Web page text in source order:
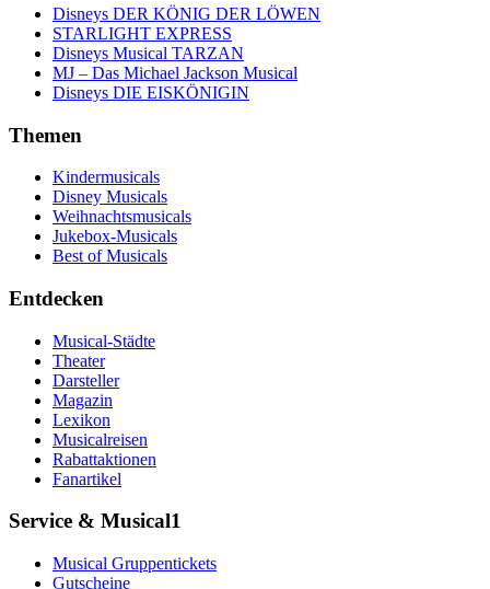
Disneys DER KÖNIG DER LÖWEN
STARLIGHT EXPRESS
Disneys Musical TARZAN
MJ – Das Michael Jackson Musical
Disneys DIE EISKÖNIGIN
Themen
Kindermusicals
Disney Musicals
Weihnachtsmusicals
Jukebox-Musicals
Best of Musicals
Entdecken
Musical-Städte
Theater
Darsteller
Magazin
Lexikon
Musicalreisen
Rabattaktionen
Fanartikel
Service & Musical1
Musical Gruppentickets
Gutscheine